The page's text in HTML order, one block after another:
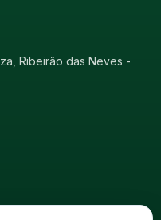
Ribeirão das Neves -